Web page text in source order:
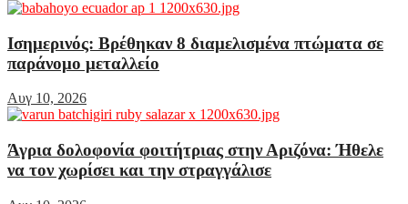
Ισημερινός: Βρέθηκαν 8 διαμελισμένα πτώματα σε
παράνομο μεταλλείο
Αυγ 10, 2026
Άγρια δολοφονία φοιτήτριας στην Αριζόνα: Ήθελε
να τον χωρίσει και την στραγγάλισε